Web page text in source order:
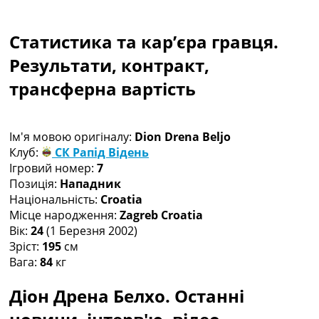
Чемпіонат Світу
Україна. Прем’єр-Ліга
Україна. Перша Ліга
Ліга Чемпіонів
Ще Турніри >>>
Таблиці
Чемпіонат Світу. Турнирні таблиці
Таблиця УПЛ
Перша Ліга
Таблиця АПЛ
Таблиця Ла Ліги
Таблиця Ліги Чемпіонів
Всі таблиці >>>
Рейтинг країн УЄФА
Рейтинг клубів УЄФА
Статистика та кар’єра гравця.
Результати, контракт,
трансферна вартість
Ім'я мовою оригіналу: Dion Drena Beljo
Клуб:
СК Рапід Відень
Ігровий номер: 7
Позиція: Нападник
Національність: Croatia
Місце народження: Zagreb Croatia
Вік: 24(1 Березня 2002)
Зріст: 195 см
Вага: 84 кг
Діон Дрена Белхо. Останні